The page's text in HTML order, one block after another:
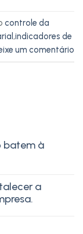
controle da
,indicadores de
um comentário
batem à
a